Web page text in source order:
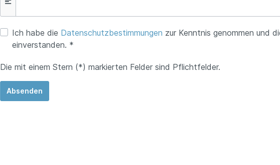
Ich habe die Datenschutzbestimmungen zur Kenntnis genommen und
einverstanden. *
Die mit einem Stern (*) markierten Felder sind Pflichtfelder.
Absenden